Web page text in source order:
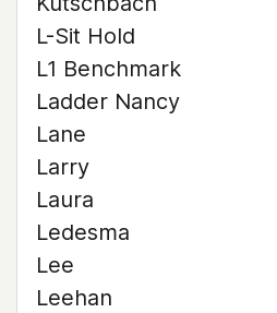
L-Sit Hold
L1 Benchmark
Ladder Nancy
Lane
Larry
Laura
Ledesma
Lee
Leehan